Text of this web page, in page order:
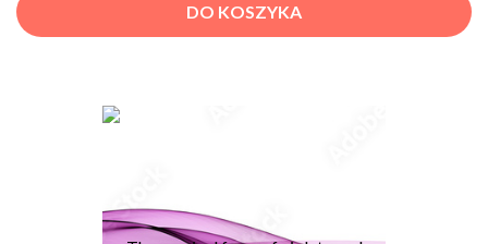
DO KOSZYKA